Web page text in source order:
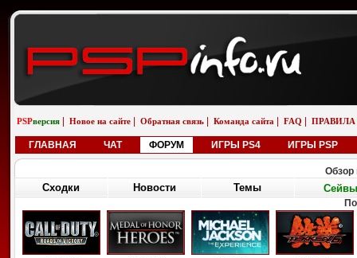
PSPверсия Новое на сайте Обратная связь Команда сайта FAQ ПРАВИЛА
ГЛАВНАЯ ЧАТ ФОРУМ ИГРЫ PS4 ИГРЫ PSP
Обзор
Сходки Новости Темы Сейвы